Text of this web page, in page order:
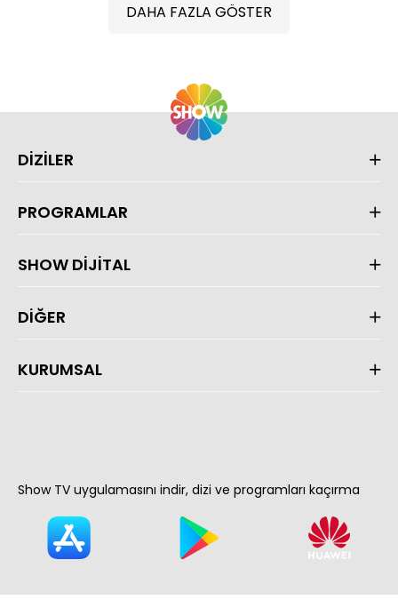
DAHA FAZLA GÖSTER
DİZİLER
PROGRAMLAR
SHOW DİJİTAL
DİĞER
KURUMSAL
Show TV uygulamasını indir, dizi ve programları kaçırma